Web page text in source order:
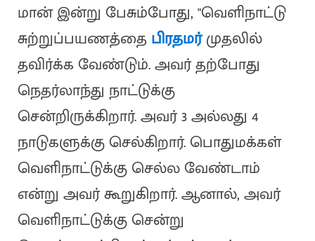
மான் இன்று பேசும்போது, "வெளிநாட்டு
சுற்றுப்பயணத்தைபிரதமர்முதலில்
தவிர்க்க வேண்டும். அவர் தற்போது
நெதர்லாந்து நாட்டுக்கு
சென்றிருக்கிறார். அவர் 3 அல்லது 4
நாடுகளுக்கு செல்கிறார். பொதுமக்கள்
வெளிநாட்டுக்கு செல்ல வேண்டாம்
என்று அவர் கூறுகிறார். ஆனால், அவர்
வெளிநாட்டுக்கு சென்று